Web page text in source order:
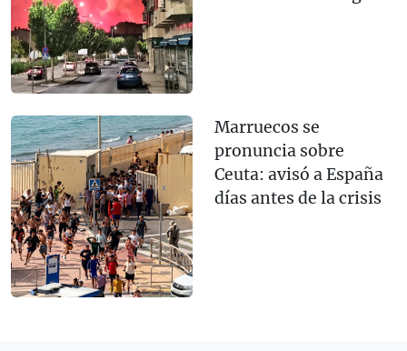
Marruecos se
pronuncia sobre
Ceuta: avisó a España
días antes de la crisis